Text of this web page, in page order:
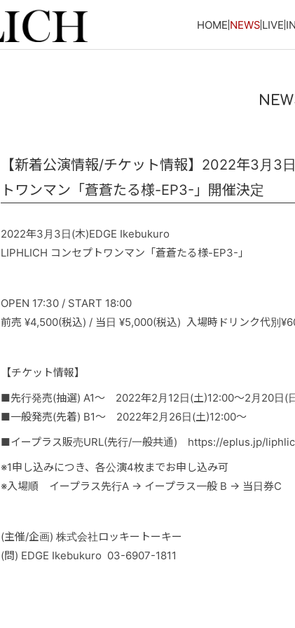
HOME NEWS LIVE
【新着公演情報/チケット情報】2022年3月3
トワンマン「蒼蒼たる様-EP3-」開催決定
2022年3月3日(木)EDGE Ikebukuro
LIPHLICH コンセプトワンマン「蒼蒼たる様-EP3-」
OPEN 17:30 / START 18:00
前売 ¥4,500(税込) / 当日 ¥5,000(税込) 入場時ドリンク代別
【チケット情報】
■先行発売(抽選) A1〜 2022年2月12日(土)12:00～2月20日(
■一般発売(先着) B1〜 2022年2月26日(土)12:00～
■イープラス販売URL(先行/一般共通) https://eplus.jp/
※1申し込みにつき、各公演4枚までお申し込み可
※入場順 イープラス先行A → イープラス一般 B → 当日券C
(主催/企画) 株式会社ロッキートーキー
(問) EDGE Ikebukuro 03-6907-1811